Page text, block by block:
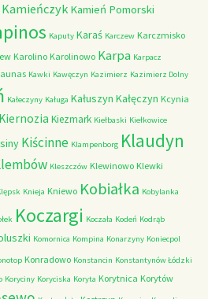
Kamieńczyk Kamień Pomorski
Kaputy Karaś Karczew Karczmisko
Karolino Karolinowo Karpa Karpacz
Kawki Kawęczyn Kazimierz Kazimierz Dolny
Kałeczyny Kaługa Kałuszyn Kałęczyn Kcynia
Kiernozia Kiezmark Kiełbaski Kiełkowice
Kiścinne Klampenborg Klaudyn
Kleszczów Klewinowo Klewki
Knieja Kniewo Kobiałka Kobylanka
Koczargi Koczała Kodeń Kodrąb
Komornica Kompina Konarzyny Koniecpol
Konradowo Konstancin Konstantynów Łódzki
Koryciny Koryciska Koryta Korytnica Korytów